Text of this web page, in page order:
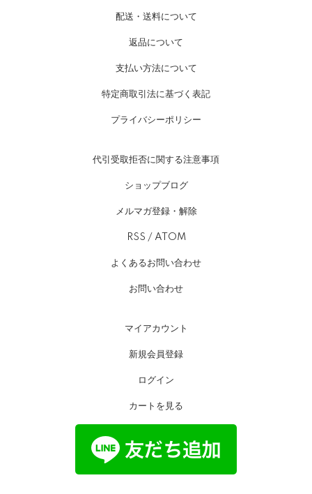
配送・送料について
返品について
支払い方法について
特定商取引法に基づく表記
プライバシーポリシー
代引受取拒否に関する注意事項
ショップブログ
メルマガ登録・解除
RSS / ATOM
よくあるお問い合わせ
お問い合わせ
マイアカウント
新規会員登録
ログイン
カートを見る